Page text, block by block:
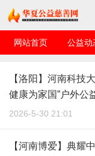
网站首页 公益动
【洛阳】河南科技
健康为家国”户外公
2026-5-30 21:01
【河南博爱】典